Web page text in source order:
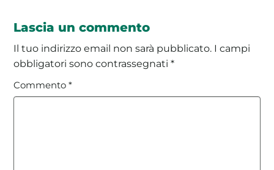
Lascia un commento
Il tuo indirizzo email non sarà pubblicato. I campi
obbligatori sono contrassegnati*
Commento*